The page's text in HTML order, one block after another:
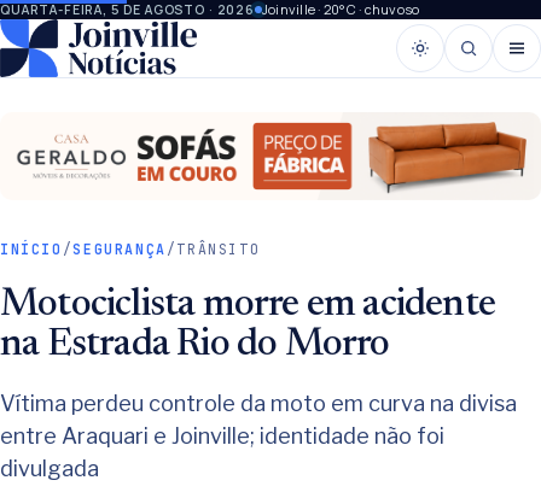
QUARTA-FEIRA, 5 DE AGOSTO · 2026 Joinville · 20°C · chuvoso
INÍCIO /SEGURANÇA / TRÂNSITO
Motociclista morre em acidente
na Estrada Rio do Morro
Vítima perdeu controle da moto em curva na divisa
entre Araquari e Joinville; identidade não foi
divulgada